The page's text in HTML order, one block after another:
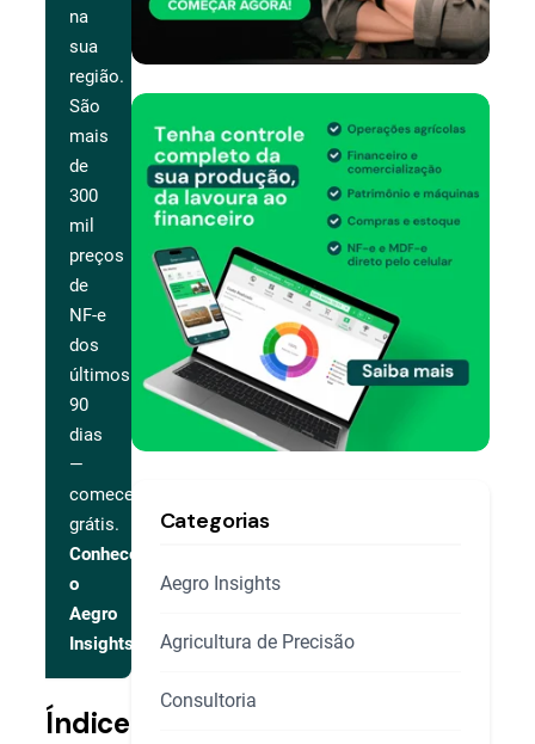
na
sua
região.
São
mais
de
300
mil
preços
de
NF-e
dos
últimos
90
dias
—
comece
grátis.
Conhecer
o
Aegro
Insights
Índice
Categorias
Aegro Insights
Agricultura de Precisão
Consultoria